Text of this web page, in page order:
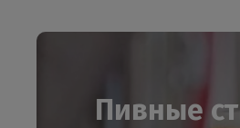
Пивные